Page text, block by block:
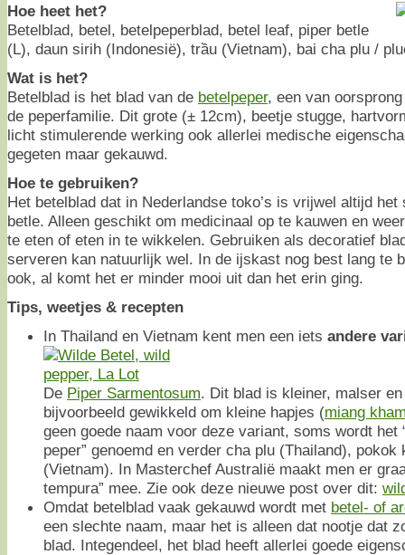
Hoe heet het?
Betelblad, betel, betelpeperblad, betel leaf, piper betle
(L), daun sirih (Indonesië), trầu (Vietnam), bai cha plu /
Wat is het?
Betelblad is het blad van de betelpeper, een van
de peperfamilie. Dit grote (± 12cm), beetje stugge,
licht stimulerende werking ook allerlei medische
gegeten maar gekauwd.
Hoe te gebruiken?
Het betelblad dat in Nederlandse toko’s is vrijwel altijd
betle. Alleen geschikt om medicinaal op te kauwen en
te eten of eten in te wikkelen. Gebruiken als decoratief
serveren kan natuurlijk wel. In de ijskast nog best lang te
ook, al komt het er minder mooi uit dan het erin ging.
Tips, weetjes & recepten
In Thailand en Vietnam kent men een iets andere
De Piper Sarmentosum. Dit blad is kleiner, malser
bijvoorbeeld gewikkeld om kleine hapjes (miang
geen goede naam voor deze variant, soms wordt het
peper” genoemd en verder cha plu (Thailand),
(Vietnam). In Masterchef Australië maakt men er
tempura” mee. Zie ook deze nieuwe post over dit:
Omdat betelblad vaak gekauwd wordt met betel- of
een slechte naam, maar het is alleen dat nootje dat
blad. Integendeel, het blad heeft allerlei goede